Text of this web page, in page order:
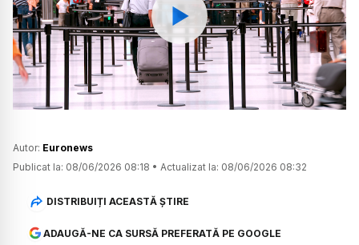
Watch
Autor: Euronews
Publicat la: 08/06/2026 08:18 • Actualizat la: 08/06/2026 08:32
DISTRIBUIȚI ACEASTĂ ȘTIRE
ADAUGĂ-NE CA SURSĂ PREFERATĂ PE GOOGLE